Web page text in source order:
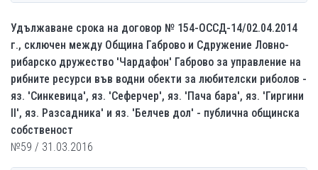
Удължаване срока на договор № 154-ОССД-14/02.04.2014
г., сключен между Община Габрово и Сдружение Ловно-
рибарско дружество 'Чардафон' Габрово за управление на
рибните ресурси във водни обекти за любителски риболов -
яз. 'Синкевица', яз. 'Сеферчер', яз. 'Пача бара', яз. 'Гиргини
ІІ', яз. Разсадника' и яз. 'Белчев дол' - публична общинска
собственост
№59 / 31.03.2016